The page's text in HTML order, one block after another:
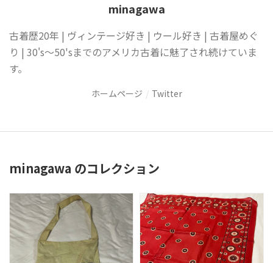
minagawa
古着歴20年 | ヴィンテージ好き | ウール好き | 古着屋めぐ
り | 30's〜50'sまでのアメリカ古着に魅了され続けていま
す。
ホームページ Twitter
minagawa のコレクション